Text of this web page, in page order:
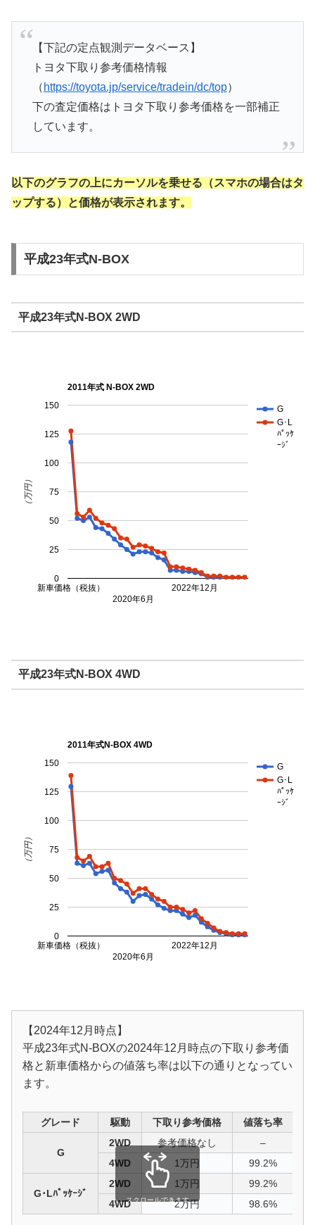
【下記の定点観測データベース】
トヨタ下取り参考価格情報
（ https://toyota.jp/service/tradein/dc/top）
下の査定価格はトヨタ下取り参考価格を一部補正
しています。
以下のグラフの上にカーソルを乗せる（スマホの場合はタ
ップする）と価格が表示されます。
平成23年式N-BOX
平成23年式N-BOX 2WD
2011年式 N-BOX 2WD
G
G･L
ﾊﾟｯｹ
ｰｼﾞ
新車価格（税抜）
2020年6月
2022年12月
0
25
50
75
100
125
150
（万円）
平成23年式N-BOX 4WD
2011年式N-BOX 4WD
G
G･L
ﾊﾟｯｹ
ｰｼﾞ
新車価格（税抜）
2020年6月
2022年12月
0
25
50
75
100
125
150
（万円）
【2024年12月時点】
平成23年式N-BOXの2024年12月時点の下取り参考価
格と新車価格からの値落ち率は以下の通りとなってい
ます。
グレード 駆動 下取り参考価格 値落ち率
G
2WD 参考価格なし
–
4WD
1万円 99.2%
G･Lﾊﾟｯｹｰｼﾞ
2WD 1万円
99.2%
4WD
2万円 98.6%
スクロールできます